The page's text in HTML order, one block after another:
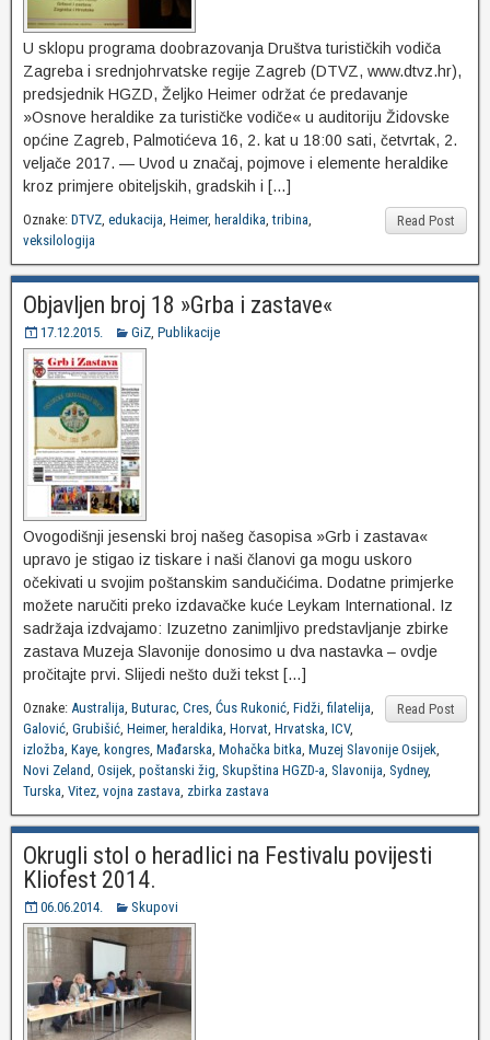
U sklopu programa doobrazovanja Društva turističkih vodiča
Zagreba i srednjohrvatske regije Zagreb (DTVZ, www.dtvz.hr),
predsjednik HGZD, Željko Heimer održat će predavanje
»Osnove heraldike za turističke vodiče« u auditoriju Židovske
općine Zagreb, Palmotićeva 16, 2. kat u 18:00 sati, četvrtak, 2.
veljače 2017. — Uvod u značaj, pojmove i elemente heraldike
kroz primjere obiteljskih, gradskih i […]
Read Post
Oznake: DTVZ, edukacija, Heimer, heraldika,tribina,
veksilologija
Objavljen broj 18 »Grba i zastave«
17.12.2015. GiZ, Publikacije
Ovogodišnji jesenski broj našeg časopisa »Grb i zastava«
upravo je stigao iz tiskare i naši članovi ga mogu uskoro
očekivati u svojim poštanskim sandučićima. Dodatne primjerke
možete naručiti preko izdavačke kuće Leykam International. Iz
sadržaja izdvajamo: Izuzetno zanimljivo predstavljanje zbirke
zastava Muzeja Slavonije donosimo u dva nastavka – ovdje
pročitajte prvi. Slijedi nešto duži tekst […]
Read Post
Oznake: Australija, Buturac, Cres, Ćus Rukonić, Fidži, filatelija,
Galović, Grubišić, Heimer, heraldika, Horvat, Hrvatska, ICV,
izložba, Kaye, kongres, Mađarska, Mohačka bitka, Muzej Slavonije Osijek,
Novi Zeland, Osijek, poštanski žig, Skupština HGZD-a, Slavonija, Sydney,
Turska, Vitez, vojna zastava, zbirka zastava
Okrugli stol o heradlici na Festivalu povijesti
Kliofest 2014.
06.06.2014. Skupovi